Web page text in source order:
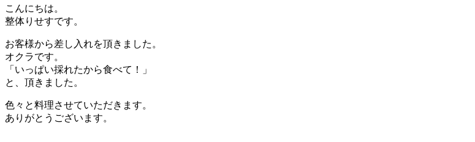
こんにちは。
整体りせすです。
お客様から差し入れを頂きました。
オクラです。
「いっぱい採れたから食べて！」
と、頂きました。
色々と料理させていただきます。
ありがとうございます。